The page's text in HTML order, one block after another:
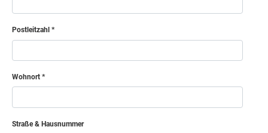
Postleitzahl
Wohnort
Straße & Hausnummer